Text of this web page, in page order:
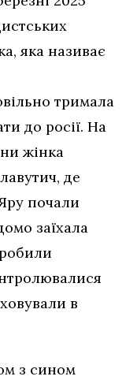
яка називає
тримала
до росії. На
жінка
де
почали
заїхала
в
з сином